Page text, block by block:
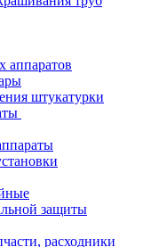
аппаратов
штукатурки
защиты
расходники